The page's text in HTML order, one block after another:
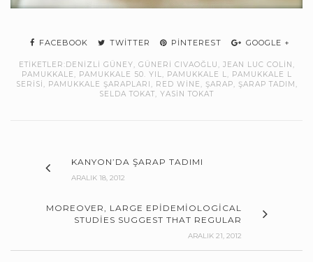
FACEBOOK TWITTER PINTEREST GOOGLE +
ETIKETLER:DENIZLI GÜNEY, GÜNERI CIVAOĞLU , JEAN LUC COLIN ,
PAMUKKALE , PAMUKKALE 50. YIL, PAMUKKALE L, PAMUKKALE L
SERISI , PAMUKKALE ŞARAPLARI , RED WINE , ŞARAP, ŞARAP TADIM ,
SELDA TOKAT, YASIN TOKAT
KANYON’DA ŞARAP TADIMI
ARALIK 18, 2012
MOREOVER, LARGE EPIDEMIOLOGICAL
STUDIES SUGGEST THAT REGULAR
ARALIK 21, 2012